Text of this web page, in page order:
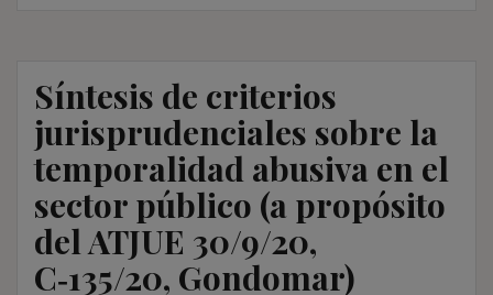
Síntesis de criterios
jurisprudenciales sobre la
temporalidad abusiva en el
sector público (a propósito
del ATJUE 30/9/20,
C‑135/20, Gondomar)